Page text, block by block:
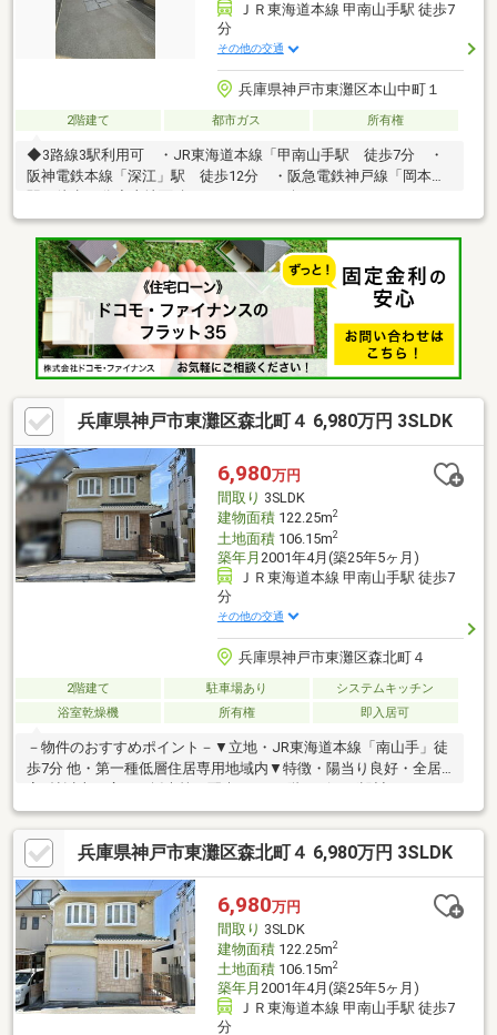
ＪＲ東海道本線 甲南山手駅 徒歩7
分
その他の交通
兵庫県神戸市東灘区本山中町１
2階建て 都市ガス 所有権
◆3路線3駅利用可 ・JR東海道本線「甲南山手駅 徒歩7分 ・
阪神電鉄本線「深江」駅 徒歩12分 ・阪急電鉄神戸線「岡本」
ーション～◆本山第三小学校まで110ｍ（徒歩2分）◆本山南中学
校まで1800ｍ徒歩23分）◆ライフ本山店まで340ｍ（徒歩5分）◆
ホームセンターコーナン本山店まで360ｍ（徒歩5分）◆セブンイ
レブン神戸赤鳥居前店まで390ｍ（徒歩5分）◆キリン堂甲南山手
店まで440ｍ（徒歩6分）◆業務スーパー本山店まで570ｍ（徒歩8
分）
兵庫県神戸市東灘区森北町４ 6,980万円 3SLDK
6,980万円
間取り 3SLDK
建物面積122.25m2
土地面積106.15m2
築年月 2001年4月(築25年5ヶ月)
ＪＲ東海道本線 甲南山手駅 徒歩7
分
その他の交通
兵庫県神戸市東灘区森北町４
2階建て 駐車場あり
システムキッチン
浴室乾燥機
所有権 即入居可
－物件のおすすめポイント－▼立地・JR東海道本線「南山手」徒
歩7分 他・第一種低層住居専用地域内▼特徴・陽当り良好・全居
天井が高く、開放感有・各階の納戸やロフト等、随所に収納を確
保・南東向きバルコニーからパノラマ眺望有(天候による)・即引
き渡し可能(残金精算後)▼設備・食器洗乾燥機・浴室乾燥機※本物
件はバルコニー部分を増築(面積不明)しており 規定の建ぺい率
をオーバーしている可能性有■ ご希望の住まい探しをお手伝いし
ます ━━━━━・・・物件の詳細・ご相談はお気軽にお問い合わ
せください。
兵庫県神戸市東灘区森北町４ 6,980万円 3SLDK
6,980万円
間取り 3SLDK
建物面積122.25m2
土地面積106.15m2
築年月 2001年4月(築25年5ヶ月)
ＪＲ東海道本線 甲南山手駅 徒歩7
分